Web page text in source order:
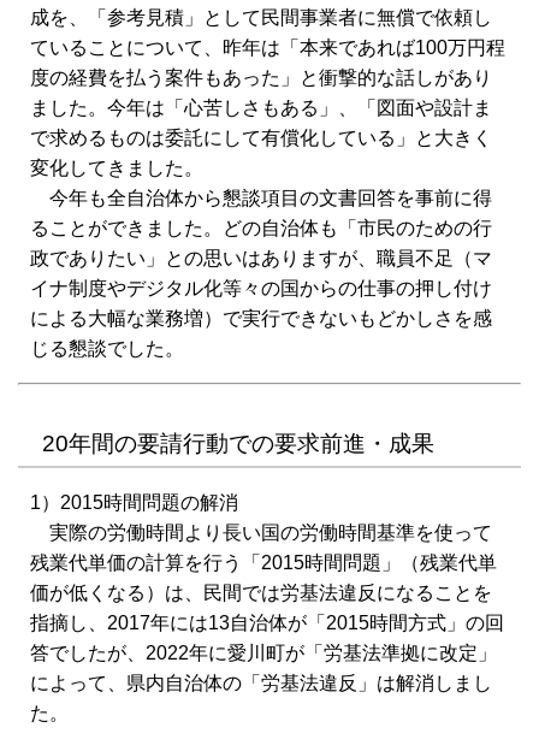
成を、「参考見積」として民間事業者に無償で依頼し
ていることについて、昨年は「本来であれば100万円程
度の経費を払う案件もあった」と衝撃的な話しがあり
ました。今年は「心苦しさもある」、「図面や設計ま
で求めるものは委託にして有償化している」と大きく
変化してきました。
今年も全自治体から懇談項目の文書回答を事前に得
ることができました。どの自治体も「市民のための行
政でありたい」との思いはありますが、職員不足（マ
イナ制度やデジタル化等々の国からの仕事の押し付け
による大幅な業務増）で実行できないもどかしさを感
じる懇談でした。
20年間の要請行動での要求前進・成果
1）2015時間問題の解消
実際の労働時間より長い国の労働時間基準を使って
残業代単価の計算を行う「2015時間問題」（残業代単
価が低くなる）は、民間では労基法違反になることを
指摘し、2017年には13自治体が「2015時間方式」の回
答でしたが、2022年に愛川町が「労基法準拠に改定」
によって、県内自治体の「労基法違反」は解消しまし
た。